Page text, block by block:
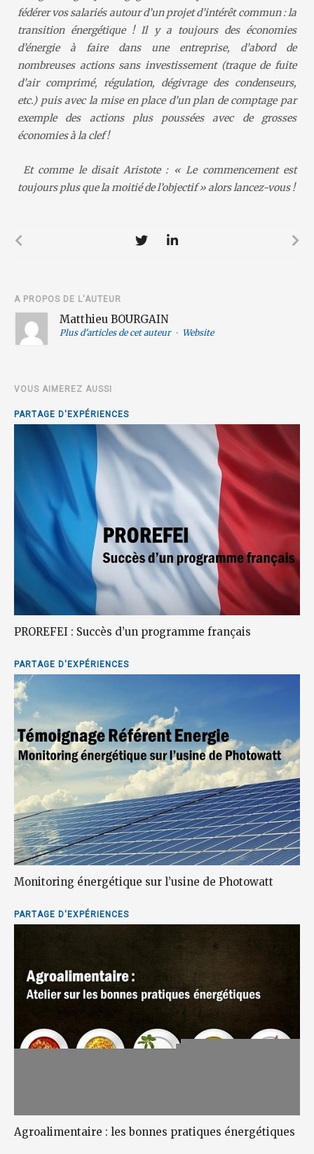
fédérer vos salariés autour d’un projet d’intérêt commun : la
transition énergétique ! Il y a toujours des économies
d’énergie à faire dans une entreprise, d’abord de
nombreuses actions sans investissement (traque de fuite
d’air comprimé, régulation, dégivrage des condenseurs,
etc.) puis avec la mise en place d’un plan de comptage par
exemple des actions plus poussées avec de grosses
économies à la clef !
Et comme le disait Aristote : « Le commencement est
toujours plus que la moitié de l’objectif » alors lancez-vous !
A PROPOS DE L'AUTEUR
Matthieu BOURGAIN
Plus d'articles de cet auteur• Website
VOUS AIMEREZ AUSSI
PARTAGE D'EXPÉRIENCES
PROREFEI : Succès d’un programme français
PARTAGE D'EXPÉRIENCES
Monitoring énergétique sur l’usine de Photowatt
PARTAGE D'EXPÉRIENCES
Agroalimentaire : les bonnes pratiques énergétiques